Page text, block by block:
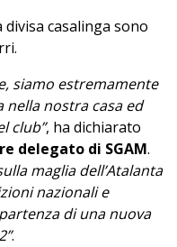
casalinga sono
siamo estremamente
nella nostra casa ed
club”, ha dichiarato
delegato di SGAM.
maglia dell’Atalanta
nazionali e
di una nuova
.